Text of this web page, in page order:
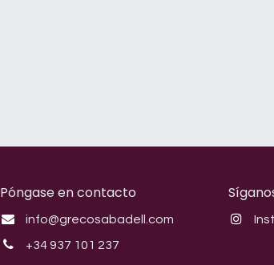
Póngase en contacto
info@grecosabadell.com
+34 937 101 237